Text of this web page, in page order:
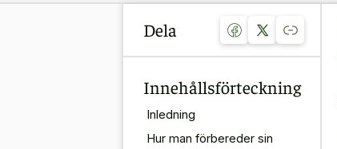
Dela
Innehållsförteckning
Inledning
Hur man förbereder sin